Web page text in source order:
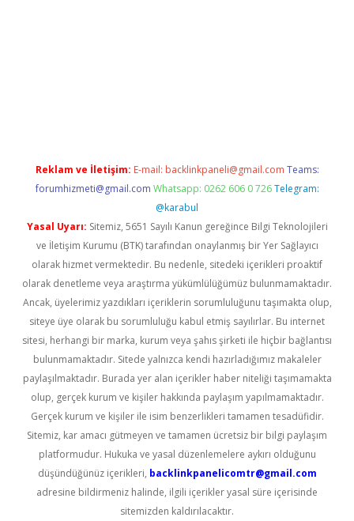
Reklam ve İletişim: E-mail: backlinkpaneli@gmail.com Teams:
forumhizmeti@gmail.com Whatsapp: 0262 606 0 726 Telegram:
@karabul
Yasal Uyarı: Sitemiz, 5651 Sayılı Kanun gereğince Bilgi Teknolojileri
ve İletişim Kurumu (BTK) tarafından onaylanmış bir Yer Sağlayıcı
olarak hizmet vermektedir. Bu nedenle, sitedeki içerikleri proaktif
olarak denetleme veya araştırma yükümlülüğümüz bulunmamaktadır.
Ancak, üyelerimiz yazdıkları içeriklerin sorumluluğunu taşımakta olup,
siteye üye olarak bu sorumluluğu kabul etmiş sayılırlar. Bu internet
sitesi, herhangi bir marka, kurum veya şahıs şirketi ile hiçbir bağlantısı
bulunmamaktadır. Sitede yalnızca kendi hazırladığımız makaleler
paylaşılmaktadır. Burada yer alan içerikler haber niteliği taşımamakta
olup, gerçek kurum ve kişiler hakkında paylaşım yapılmamaktadır.
Gerçek kurum ve kişiler ile isim benzerlikleri tamamen tesadüfidir.
Sitemiz, kar amacı gütmeyen ve tamamen ücretsiz bir bilgi paylaşım
platformudur. Hukuka ve yasal düzenlemelere aykırı olduğunu
düşündüğünüz içerikleri, backlinkpanelicomtr@gmail.com
adresine bildirmeniz halinde, ilgili içerikler yasal süre içerisinde
sitemizden kaldırılacaktır.